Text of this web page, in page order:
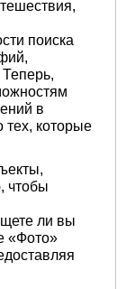
поиска
в
которые
чтобы
ли вы
«Фото»